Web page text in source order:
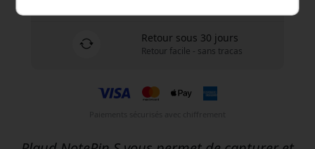
Retour sous 30 jours
Retour facile - sans tracas